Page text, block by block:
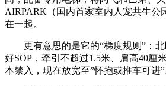
AIRPARK（国内首家室内人宠共生公
在一起。
更有意思的是它的“梯度规则”：
好SOP，牵引不超过1.5米、肩高40厘
本禁入，现在放宽至”怀抱或推车可进”